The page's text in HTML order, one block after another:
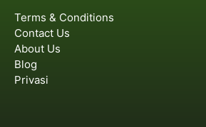
Terms & Conditions
Contact Us
About Us
Blog
Privasi